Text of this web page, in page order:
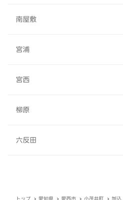
南屋敷
宮浦
宮西
柳原
六反田